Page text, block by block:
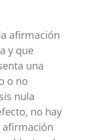
afirmación
y que
una
o no
nula
no hay
afirmación